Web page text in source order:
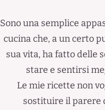
Sono una semplice
cucina che, a un certo
sua vita, ha fatto delle
stare e sentirsi
Le mie ricette non
sostituire il parere